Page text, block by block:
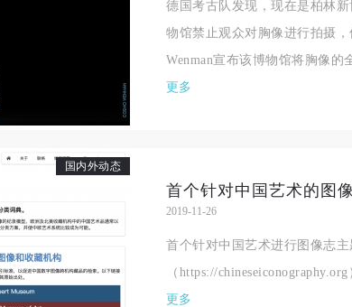
德国考古队发现，现在是柏林
物馆禁止观众对胸像进行拍摄
Wenman宣布该博物馆将胸像
更多
国内外动态
首个针对中国艺术的图
2019-11-26
首个针对中国艺术进行图像志
（https://
更多
参加活动者在此次活动期间的人身安全责任自负。鼓励参加者
安全保险。活动中一旦出现事故，活动中任何非事故当事人及
担人身事故的任何责任，但有互相援助的义务。参加活动的成
动的组织实施救援工作，但对事故本身不承担任何法律责任和
第五条
参加活动者在此次活动期间应主动遵守美术馆活动秩序、维护
展示、展览、馆藏艺术作品及衍生品的安全。活动中一旦因个
术馆场地、空间、艺术品、衍生品等受到不同程度的损失、破
何非事故当事人及美术馆将不承担相应的责任与损失，应由参
相应的法律条文、组织规定进行协商和赔偿。并追究相应的法
参加活动者在此次活动期间的人身安全责任自负。鼓励参加者
安全保险。活动中一旦出现事故，活动中任何非事故当事人及
担人身事故的任何责任，但有互相援助的义务。参加活动的成
动的组织实施救援工作，但对事故本身不承担任何法律责任和
第五条
参加活动者在此次活动期间应主动遵守美术馆活动秩序、维护
展示、展览、馆藏艺术作品及衍生品的安全。活动中一旦因个
术馆场地、空间、艺术品、衍生品等受到不同程度的损失、破
何非事故当事人及美术馆将不承担相应的责任与损失，应由参
相应的法律条文、组织规定进行协商和赔偿。并追究相应的法
参加活动者在此次活动期间的人身安全责任自负。鼓励参加者
安全保险。活动中一旦出现事故，活动中任何非事故当事人及
担人身事故的任何责任，但有互相援助的义务。参加活动的成
动的组织实施救援工作，但对事故本身不承担任何法律责任和
第五条
参加活动者在此次活动期间应主动遵守美术馆活动秩序、维护
展示、展览、馆藏艺术作品及衍生品的安全。活动中一旦因个
术馆场地、空间、艺术品、衍生品等受到不同程度的损失、破
何非事故当事人及美术馆将不承担相应的责任与损失，应由参
相应的法律条文、组织规定进行协商和赔偿。并追究相应的法